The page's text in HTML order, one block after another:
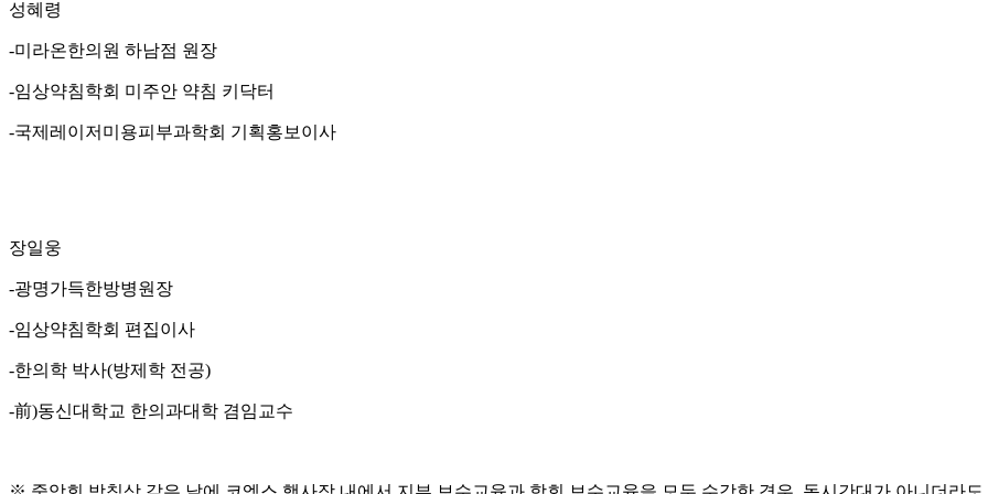
성혜령
-미라온한의원 하남점 원장
-임상약침학회 미주안 약침 키닥터
-국제레이저미용피부과학회 기획홍보이사
장일웅
-광명가득한방병원장
-임상약침학회 편집이사
-한의학 박사(방제학 전공)
-前)동신대학교 한의과대학 겸임교수